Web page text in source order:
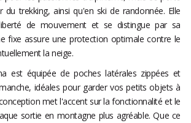
du trekking, ainsi qu'en ski de randonnée. Elle
de mouvement et se distingue par sa
fixe assure une protection optimale contre le
la neige.
est équipée de poches latérales zippées et
idéales pour garder vos petits objets à
met l'accent sur la fonctionnalité et le
sortie en montagne plus agréable. Que ce